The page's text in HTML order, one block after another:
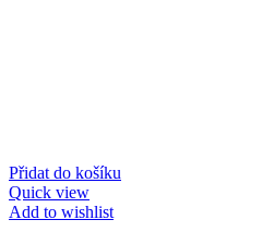
Přidat do košíku
Quick view
Add to wishlist